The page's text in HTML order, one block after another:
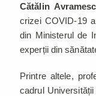
Cătălin
crizei COVID-19
din Ministerul de
experții din
Printre altele,
cadrul